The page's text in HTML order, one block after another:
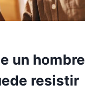
un hombre
resistir